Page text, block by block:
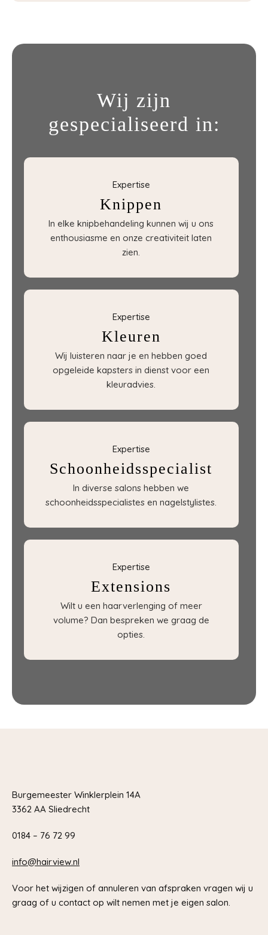
Wij zijn
gespecialiseerd in:
Expertise
Knippen
In elke knipbehandeling kunnen wij u ons
enthousiasme en onze creativiteit laten
zien.
Expertise
Kleuren
Wij luisteren naar je en hebben goed
opgeleide kapsters in dienst voor een
kleuradvies.
Expertise
Schoonheidsspecialist
In diverse salons hebben we
schoonheidsspecialistes en nagelstylistes.
Expertise
Extensions
Wilt u een haarverlenging of meer
volume? Dan bespreken we graag de
opties.
Burgemeester Winklerplein 14A
3362 AA Sliedrecht
0184 – 76 72 99
info@hairview.nl
Voor het wijzigen of annuleren van afspraken vragen wij u
graag of u contact op wilt nemen met je eigen salon.